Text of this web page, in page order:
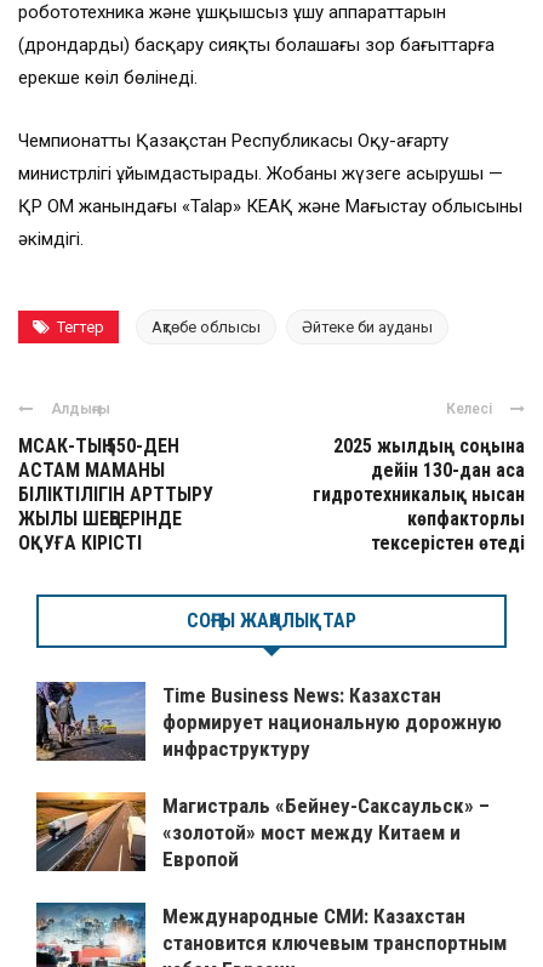
робототехника және ұшқышсыз ұшу аппараттарын
(дрондарды) басқару сияқты болашағы зор бағыттарға
ерекше көңіл бөлінеді.
Чемпионатты Қазақстан Республикасы Оқу-ағарту
министрлігі ұйымдастырады. Жобаны жүзеге асырушы —
ҚР ОМ жанындағы «Talap» КЕАҚ және Маңғыстау облысының
әкімдігі.
Тегтер Ақтөбе облысы Әйтеке би ауданы
Алдыңғы
МСАК-ТЫҢ 550-ДЕН
АСТАМ МАМАНЫ
БІЛІКТІЛІГІН АРТТЫРУ
ЖЫЛЫ ШЕҢБЕРІНДЕ
ОҚУҒА КІРІСТІ
Келесі
2025 жылдың соңына
дейін 130-дан аса
гидротехникалық нысан
көпфакторлы
тексерістен өтеді
СОҢҒЫ ЖАҢАЛЫҚТАР
Time Business News: Казахстан
формирует национальную дорожную
инфраструктуру
Магистраль «Бейнеу-Саксаульск» –
«золотой» мост между Китаем и
Европой
Международные СМИ: Казахстан
становится ключевым транспортным